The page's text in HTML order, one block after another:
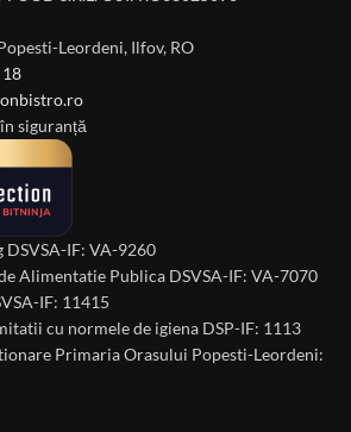
Leordeni, Ilfov, RO
siguranță
IF: VA-9260
Alimentatie Publica DSVSA-IF: VA-7070
IF: 11415
cu normele de igiena DSP-IF: 1113
Primaria Orasului Popesti-Leordeni: